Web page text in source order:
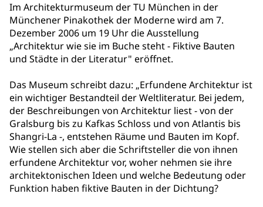
Im Architekturmuseum der TU München in der
Münchener Pinakothek der Moderne wird am 7.
Dezember 2006 um 19 Uhr die Ausstellung
„Architektur wie sie im Buche steht - Fiktive Bauten
und Städte in der Literatur" eröffnet.
Das Museum schreibt dazu: „Erfundene Architektur ist
ein wichtiger Bestandteil der Weltliteratur. Bei jedem,
der Beschreibungen von Architektur liest - von der
Gralsburg bis zu Kafkas Schloss und von Atlantis bis
Shangri-La -, entstehen Räume und Bauten im Kopf.
Wie stellen sich aber die Schriftsteller die von ihnen
erfundene Architektur vor, woher nehmen sie ihre
architektonischen Ideen und welche Bedeutung oder
Funktion haben fiktive Bauten in der Dichtung?